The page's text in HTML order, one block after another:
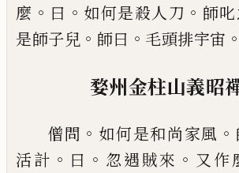
麼 。 曰 。 如何是殺人刀 。 師
是師子兒 。 師曰 。 毛頭排宇宙 。
婺州金柱山義昭
僧問 。 如何是和尚家風 。
活計 。 曰 。 忽遇賊來 。 又作